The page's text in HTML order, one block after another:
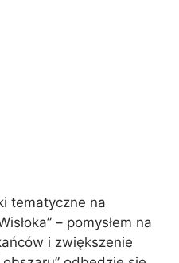
tematyczne na
– pomysłem na
i zwiększenie